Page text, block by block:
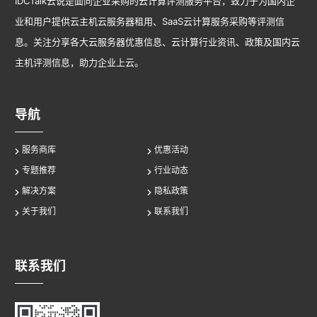
业和用户提供云主机云服务器租用、SaaS云计算服务采购等评测信
息。关注分享各大云服务器优惠信息、云计算行业资讯、政策及国内云
主机评测信息，助力企业上云。
导航
服务商库
优惠活动
专题推荐
行业动态
解决方案
隐私政策
关于我们
联系我们
联系我们